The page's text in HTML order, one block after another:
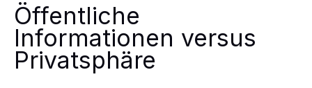
Öffentliche
Informationen versus
Privatsphäre